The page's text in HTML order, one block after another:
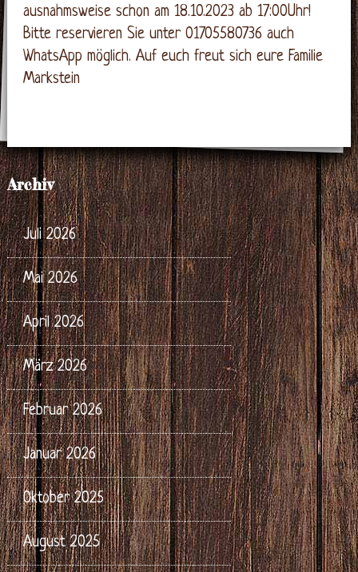
ausnahmsweise schon am 18.10.2023 ab 17:00Uhr!
Bitte reservieren Sie unter 01705580736 auch
WhatsApp möglich. Auf euch freut sich eure Familie
Markstein
Archiv
Juli 2026
Mai 2026
April 2026
März 2026
Februar 2026
Januar 2026
Oktober 2025
August 2025